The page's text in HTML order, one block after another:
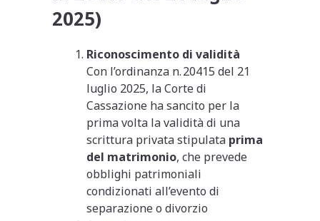
2025)
Riconoscimento di validità
Con l’ordinanza n. 20415 del 21
luglio 2025, la Corte di
Cassazione ha sancito per la
prima volta la validità di una
scrittura privata stipulata prima
del matrimonio, che prevede
obblighi patrimoniali
condizionati all’evento di
separazione o divorzio